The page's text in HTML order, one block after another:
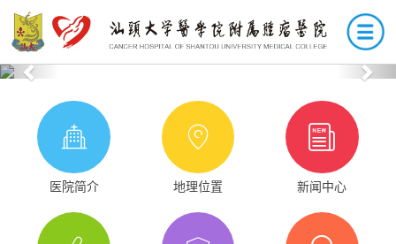
Previous
医院简介 地理位置 新闻中心